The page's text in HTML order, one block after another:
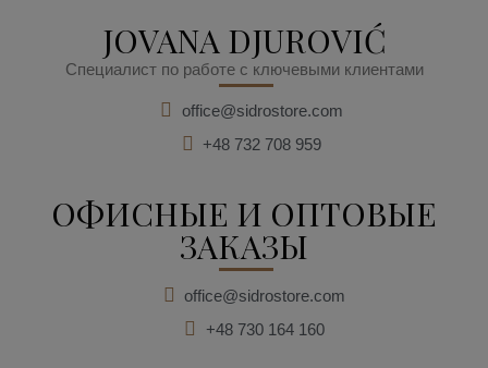
JOVANA DJUROVIĆ
Специалист по работе с ключевыми клиентами
office@sidrostore.com
+48 732 708 959
ОФИСНЫЕ И ОПТОВЫЕ
ЗАКАЗЫ
office@sidrostore.com
+48 730 164 160